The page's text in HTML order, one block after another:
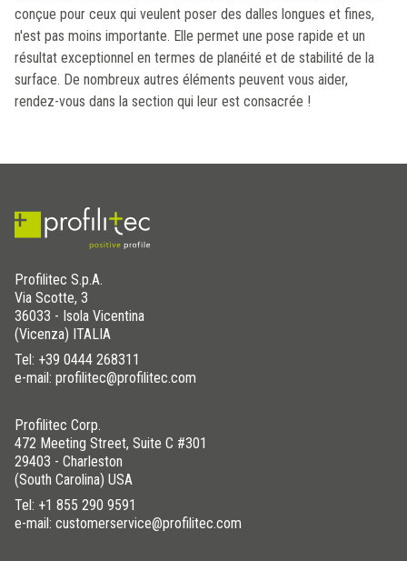
conçue pour ceux qui veulent poser des dalles longues et fines,
n'est pas moins importante. Elle permet une pose rapide et un
résultat exceptionnel en termes de planéité et de stabilité de la
surface. De nombreux autres éléments peuvent vous aider,
rendez-vous dans la section qui leur est consacrée !
Profilitec S.p.A.
Via Scotte, 3
36033 - Isola Vicentina
(Vicenza) ITALIA
Tel: +39 0444 268311
e-mail: profilitec@profilitec.com
Profilitec Corp.
472 Meeting Street, Suite C #301
29403 - Charleston
(South Carolina) USA
Tel: +1 855 290 9591
e-mail: customerservice@profilitec.com